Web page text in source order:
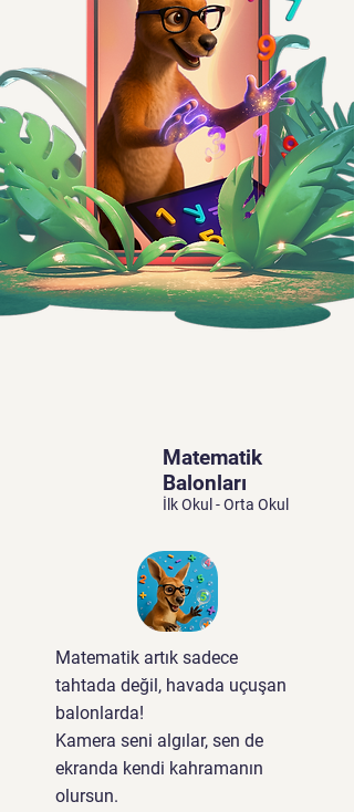
Matematik
Balonları
İlk Okul - Orta Okul
Matematik artık sadece
tahtada değil, havada uçuşan
balonlarda!
Kamera seni algılar, sen de
ekranda kendi kahramanın
olursun.